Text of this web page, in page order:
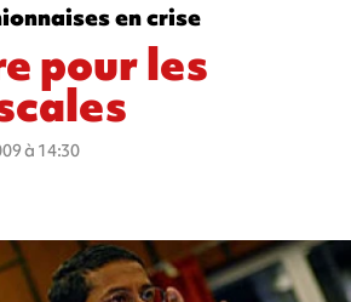
en crise
pour les
à 14:30